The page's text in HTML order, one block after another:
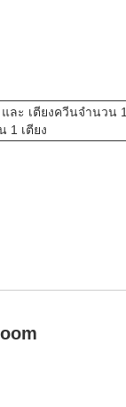
ละ เตียงควีนจำนวน 1
1 เตียง